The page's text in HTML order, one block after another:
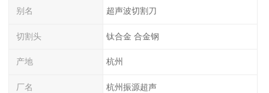
别名 超声波切割刀
切割头 钛合金 合金钢
产地 杭州
厂名 杭州振源超声